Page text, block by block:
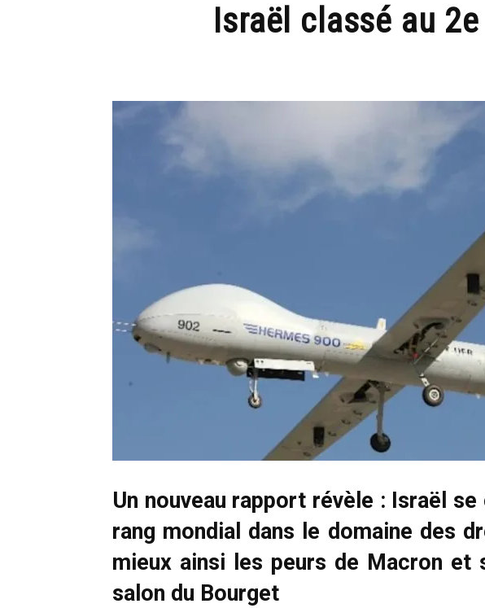
Israël classé au
Un nouveau rapport révèle : Israël
rang mondial dans le domaine des
mieux ainsi les peurs de Macron et
salon du Bourget